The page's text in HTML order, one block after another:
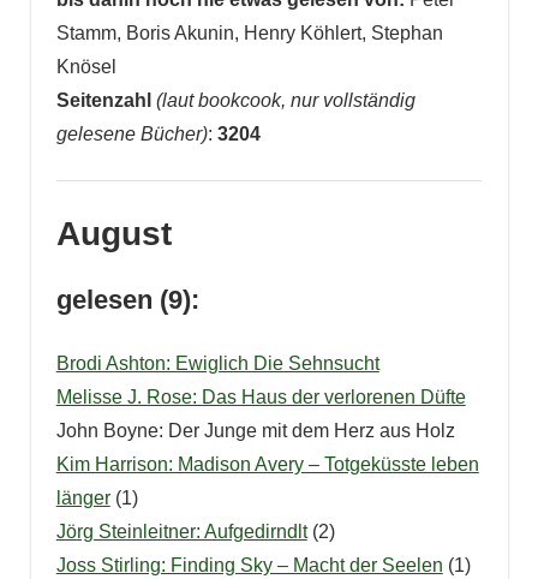
Stamm, Boris Akunin, Henry Köhlert, Stephan
Knösel
Seitenzahl (laut bookcook, nur vollständig
gelesene Bücher): 3204
August
gelesen (9):
Brodi Ashton: Ewiglich Die Sehnsucht
Melisse J. Rose: Das Haus der verlorenen Düfte
John Boyne: Der Junge mit dem Herz aus Holz
Kim Harrison: Madison Avery – Totgeküsste leben
länger(1)
Jörg Steinleitner: Aufgedirndlt(2)
Joss Stirling: Finding Sky – Macht der Seelen (1)